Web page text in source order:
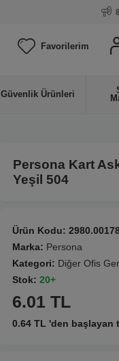
Favorilerim
Güvenlik Ürünleri
Persona Kart
Yeşil 504
Ürün Kodu:
Marka: Persona
Kategori: Diğer Ofis
Stok: 20+
6.01 TL
0.64 TL 'den başlayan